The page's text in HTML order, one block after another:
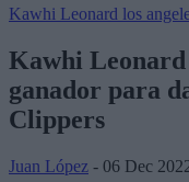
Kawhi Leonard los
Kawhi
ganador para
Clippers
Juan López - 06 Dec